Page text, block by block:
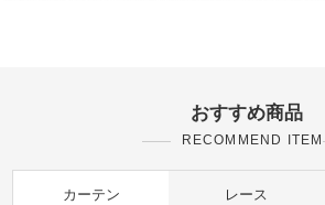
おすすめ商品
RECOMMEND ITEM
カーテン レース